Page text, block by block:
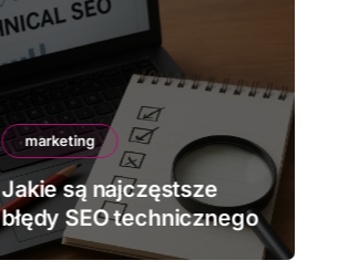
marketing
Jakie są najczęstsze
błędy SEO technicznego